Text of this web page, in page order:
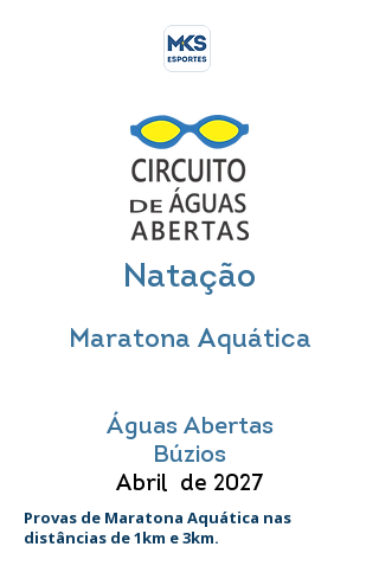
Natação
Maratona Aquática
Águas Abertas
Búzios
Abril de 2027
Provas de Maratona Aquática nas
distâncias de 1km e 3km.